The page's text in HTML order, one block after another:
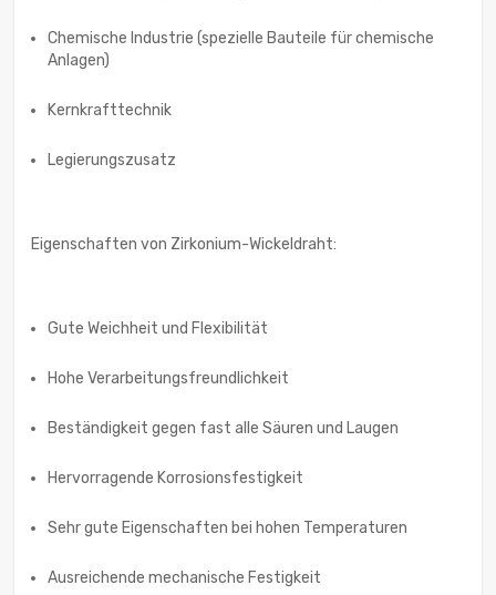
Chemische Industrie (spezielle Bauteile für chemische
Anlagen)
Kernkrafttechnik
Legierungszusatz
Eigenschaften von Zirkonium-Wickeldraht:
Gute Weichheit und Flexibilität
Hohe Verarbeitungsfreundlichkeit
Beständigkeit gegen fast alle Säuren und Laugen
Hervorragende Korrosionsfestigkeit
Sehr gute Eigenschaften bei hohen Temperaturen
Ausreichende mechanische Festigkeit